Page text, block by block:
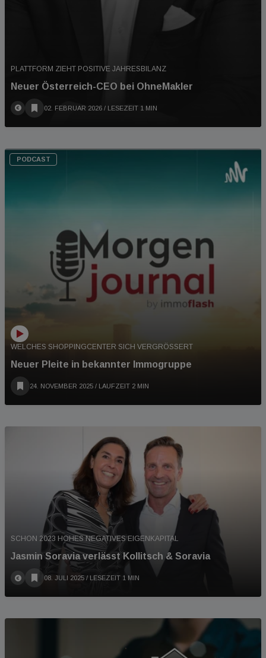
PLATTFORM ZIEHT POSITIVE JAHRESBILANZ
Neuer Österreich-CEO bei OhneMakler
02. FEBRUAR 2026 / LESEZEIT 1 MIN
PODCAST
WELCHES SHOPPINGCENTER SICH VERGRÖSSERT
Neuer Pleite in bekannter Immogruppe
24. NOVEMBER 2025 / LAUFZEIT 2 MIN
SCHON 2023 HOHES NEGATIVES EIGENKAPITAL
Jasmin Soravia verlässt Kollitsch & Soravia
08. JULI 2025 / LESEZEIT 1 MIN